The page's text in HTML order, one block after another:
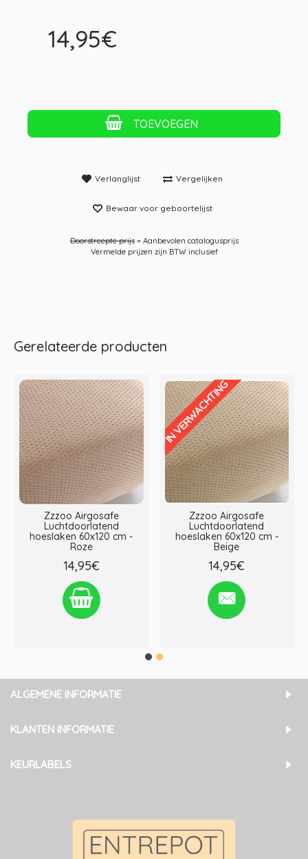
14,95€
TOEVOEGEN
Verlanglijst Vergelijken
Bewaar voor geboortelijst
Doorstreepte prijs= Aanbevolen catalogusprijs
Vermelde prijzen zijn BTW inclusief
Gerelateerde producten
Zzzoo Airgosafe
Luchtdoorlatend
hoeslaken 60x120 cm -
Roze
14,95€
IN VERWACHTING
Zzzoo Airgosafe
Luchtdoorlatend
hoeslaken 60x120 cm -
Beige
14,95€
ALGEMENE INFORMATIE
KLANTEN INFORMATIE
KEURLABELS